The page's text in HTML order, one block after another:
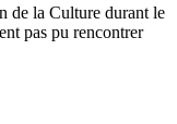
de la Culture durant le
pas pu rencontrer